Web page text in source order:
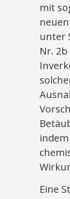
mit
unter
Nr.
Eine